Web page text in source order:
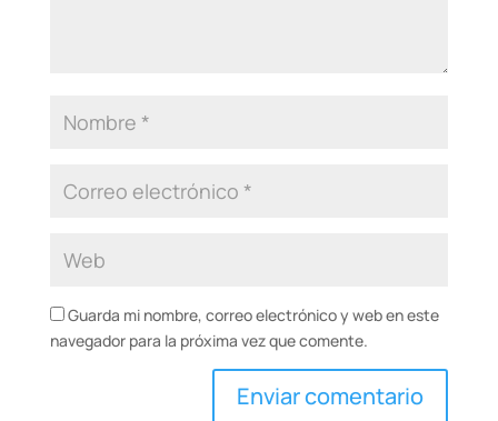
Guarda mi nombre, correo electrónico y web en este
navegador para la próxima vez que comente.